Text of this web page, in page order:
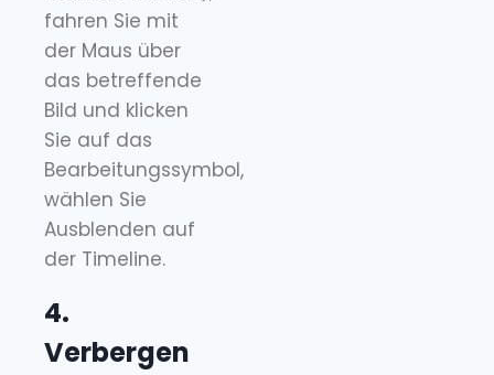
fahren Sie mit
der Maus über
das betreffende
Bild und klicken
Sie auf das
Bearbeitungssymbol,
wählen Sie
Ausblenden auf
der Timeline.
4.
Verbergen